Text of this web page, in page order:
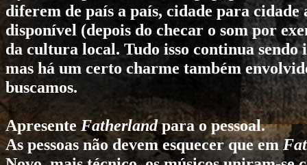
diferem de país a país, cidade para
disponível (depois do checar o som por
da cultura local. Tudo isso continua sendo
mas há um certo charme também
buscamos.
ApresenteFatherlandpara o pessoal.
As pessoas não devem esquecer que em